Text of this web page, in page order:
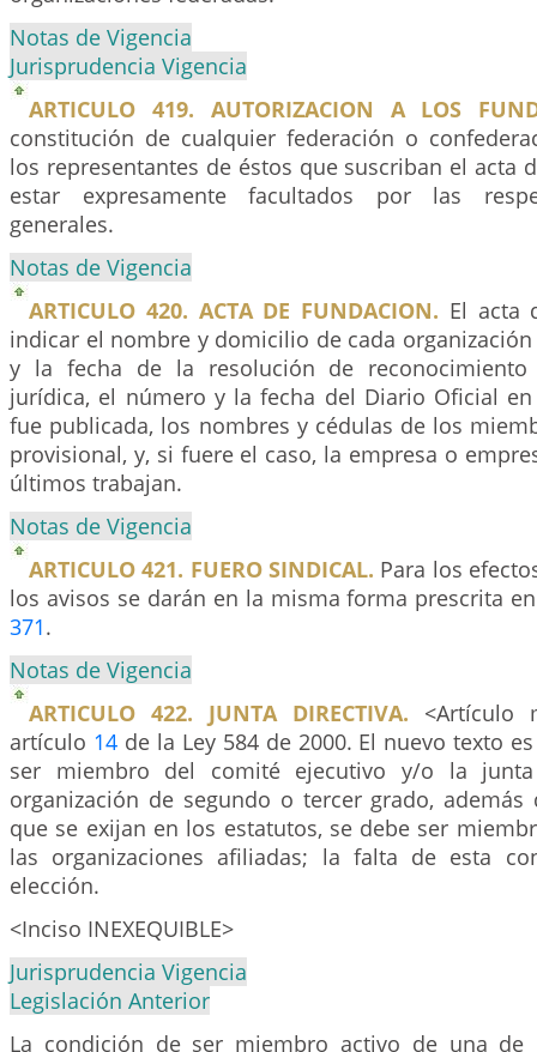
Notas de Vigencia
Jurisprudencia Vigencia
ARTICULO 419. AUTORIZACION A LOS
constitución de cualquier federación o
los representantes de éstos que suscriban el acta
estar expresamente facultados por las
generales.
Notas de Vigencia
ARTICULO 420. ACTA DE FUNDACION. El acta
indicar el nombre y domicilio de cada
y la fecha de la resolución de
jurídica, el número y la fecha del Diario Oficial
fue publicada, los nombres y cédulas de los
provisional, y, si fuere el caso, la empresa o
últimos trabajan.
Notas de Vigencia
ARTICULO 421. FUERO SINDICAL. Para los
los avisos se darán en la misma forma prescrita
371.
Notas de Vigencia
ARTICULO 422. JUNTA DIRECTIVA. <Artículo
artículo 14de la Ley 584 de 2000. El nuevo texto
ser miembro del comité ejecutivo y/o la
organización de segundo o tercer grado, además
que se exijan en los estatutos, se debe ser
las organizaciones afiliadas; la falta de esta
elección.
<Inciso INEXEQUIBLE>
Jurisprudencia Vigencia
Legislación Anterior
La condición de ser miembro activo de una de